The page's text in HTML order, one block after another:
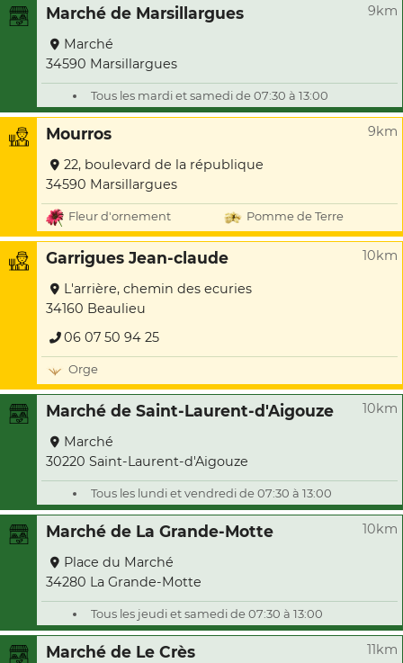
Marché de Marsillargues 9km
Marché
34590 Marsillargues
Tous les mardi et samedi de 07:30 à 13:00
Mourros 9km
22, boulevard de la république
34590 Marsillargues
Fleur d'ornement Pomme de Terre
Garrigues Jean-claude 10km
L'arrière, chemin des ecuries
34160 Beaulieu
06 07 50 94 25
Orge
Marché de Saint-Laurent-d'Aigouze 10km
Marché
30220 Saint-Laurent-d'Aigouze
Tous les lundi et vendredi de 07:30 à 13:00
Marché de La Grande-Motte 10km
Place du Marché
34280 La Grande-Motte
Tous les jeudi et samedi de 07:30 à 13:00
Marché de Le Crès 11km